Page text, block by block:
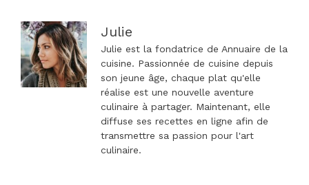
Julie
Julie est la fondatrice de Annuaire de la
cuisine. Passionnée de cuisine depuis
son jeune âge, chaque plat qu'elle
réalise est une nouvelle aventure
culinaire à partager. Maintenant, elle
diffuse ses recettes en ligne afin de
transmettre sa passion pour l'art
culinaire.